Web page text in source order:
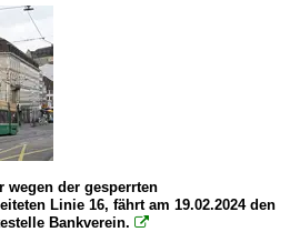
wegen der gesperrten
Linie 16, fährt am 19.02.2024 den
Bankverein. 